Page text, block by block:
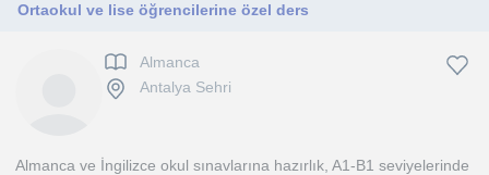
Ortaokul ve lise öğrencilerine özel ders
Almanca
Antalya Sehri
Almanca ve İngilizce okul sınavlarına hazırlık, A1-B1 seviyelerinde